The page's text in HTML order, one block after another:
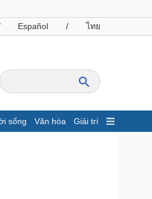
Español / ไทย
sống Văn hóa Giải trí